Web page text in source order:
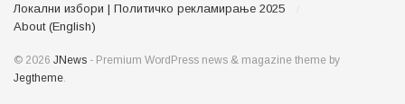
Локални избори | Политичко рекламирање 2025
About (English)
© 2026 JNews - Premium WordPress news & magazine theme by
Jegtheme.